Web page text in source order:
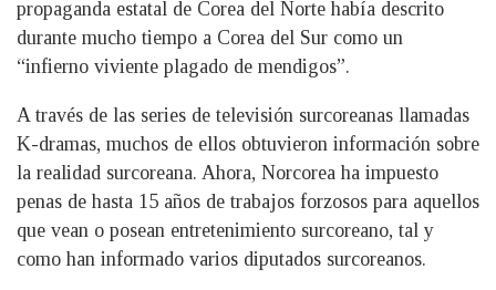
propaganda estatal de Corea del Norte había descrito
durante mucho tiempo a Corea del Sur como un
“infierno viviente plagado de mendigos”.
A través de las series de televisión surcoreanas llamadas
K-dramas, muchos de ellos obtuvieron información sobre
la realidad surcoreana. Ahora, Norcorea ha impuesto
penas de hasta 15 años de trabajos forzosos para aquellos
que vean o posean entretenimiento surcoreano, tal y
como han informado varios diputados surcoreanos.